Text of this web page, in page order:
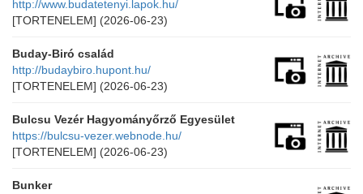
http://www.budatetenyi.lapok.hu/
[TORTENELEM] (2026-06-23)
Buday-Biró család
http://budaybiro.hupont.hu/
[TORTENELEM] (2026-06-23)
Bulcsu Vezér Hagyományőrző Egyesület
https://bulcsu-vezer.webnode.hu/
[TORTENELEM] (2026-06-23)
Bunker